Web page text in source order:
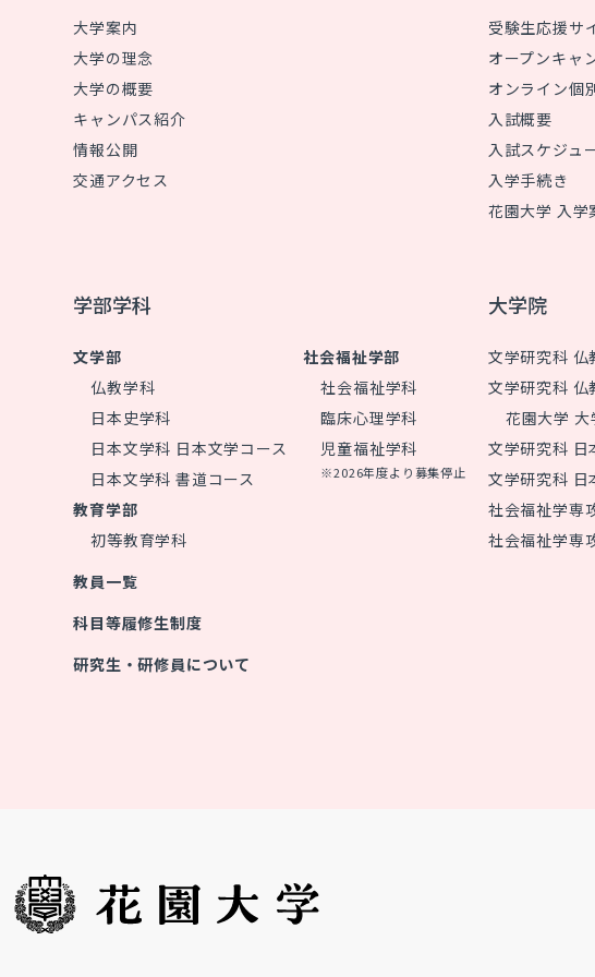
大学案内
大学の理念
大学の概要
キャンパス紹介
情報公開
交通アクセス
受験生応援サ
オープンキャ
オンライン個
入試概要
入試スケジュ
入学手続き
花園大学 入学
学部学科
文学部
仏教学科
日本史学科
日本文学科 日本文学コース
日本文学科 書道コース
社会福祉学部
社会福祉学科
臨床心理学科
児童福祉学科
※2026年度より募集停止
教育学部
初等教育学科
教員一覧
科目等履修生制度
研究生・研修員について
大学院
文学研究科 仏
文学研究科 仏
花園大学
文学研究科 日
文学研究科 日
社会福祉学専
社会福祉学専